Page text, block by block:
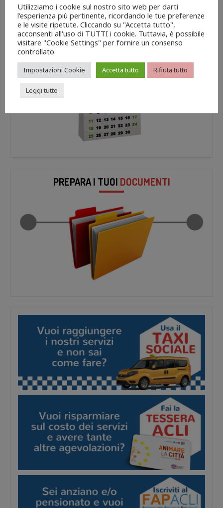
PRENOTA IL TUOAPPUNTAMENTO
PREPARA I TUOI DOCUMENTI
Utilizziamo i cookie sul nostro sito web per darti
l'esperienza più pertinente, ricordando le tue preferenze
e le visite ripetute. Cliccando su "Accetta tutto",
acconsenti all'uso di TUTTI i cookie. Tuttavia, è possibile
visitare "Cookie Settings" per fornire un consenso
controllato.
Impostazioni Cookie Accetta tutto Rifiuta tutto
Leggi tutto